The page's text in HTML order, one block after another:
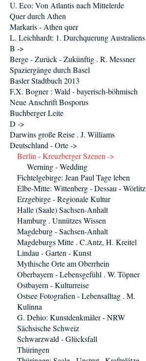
U. Eco: Von Atlantis nach Mittelerde
Quer durch Athen
Markaris - Athen quer
L. Leichhardt: 1. Durchquerung Australiens
B ->
Berge - Zurück - Zukünftig . R. Messner
Spaziergänge durch Basel
Basler Stadtbuch 2013
F.X. Bogner : Wald - bayerisch-böhmisch
Neue Anschrift Bosporus
Buchberger Leite
D ->
Darwins große Reise . J. Williams
Deutschland - Orte ->
Berlin - Kreuzberger Szenen ->
Werning - Wedding
Fichtelgebirge: Jean Paul Tage leben
Elbe-Mitte: Wittenberg - Dessau - Wörlitz
Erzgebirge - Regionale Kultur
Halle (Saale) Sachsen-Anhalt
Hamburg . Unnützes Wissen
Magdeburg - Sachsen-Anhalt
Magdeburgs Mitte . C.Antz, H. Kreitel
Lindau - Garten - Kunst
Mythische Orte am Oberrhein
Oberbayern - Lebensgefühl . W. Töpner
Ostbayern - Kulturreise
Ostsee Fotografien - Lebensalltag . M.
Kulinna
G. Dehio: Kunstdenkmäler - NRW
Sächsische Schweiz
Schwarzwald - Glücksfall
Thüringen